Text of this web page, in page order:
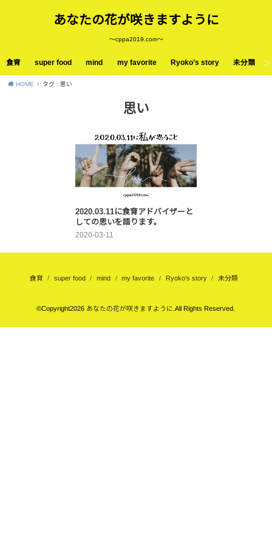
あなたの花が咲きますように
〜cppa2019.com〜
食育 super food mind my favorite Ryoko’s story 未分類
HOME タグ : 思い
思い
2020.03.11に食育アドバイザーと
しての思いを語ります。
2020-03-11
食育 super food mind my favorite Ryoko’s story 未分類
©Copyright2026 あなたの花が咲きますように .All Rights Reserved.